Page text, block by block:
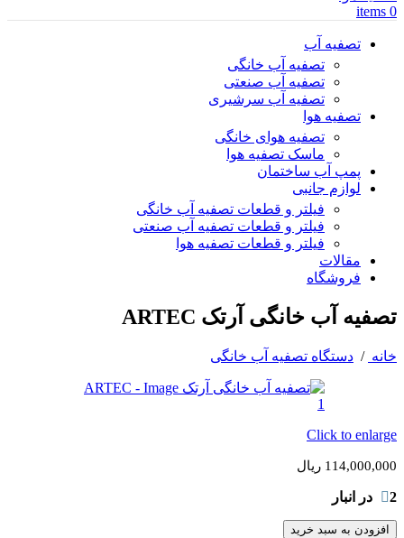
0
items
تصفیه آب
تصفیه آب خانگی
تصفیه آب صنعتی
تصفیه آب سرشیری
تصفیه هوا
تصفیه هوای خانگی
ماسک تصفیه هوا
پمپ آب ساختمان
لوازم جانبی
فیلتر و قطعات تصفیه آب خانگی
فیلتر و قطعات تصفیه آب صنعتی
فیلتر و قطعات تصفیه هوا
مقالات
فروشگاه
تصفیه آب خانگی آرتک ARTEC
خانه / دستگاه تصفیه آب خانگی
Click to enlarge
114,000,000 ریال
2 در انبار
افزودن به سبد خرید